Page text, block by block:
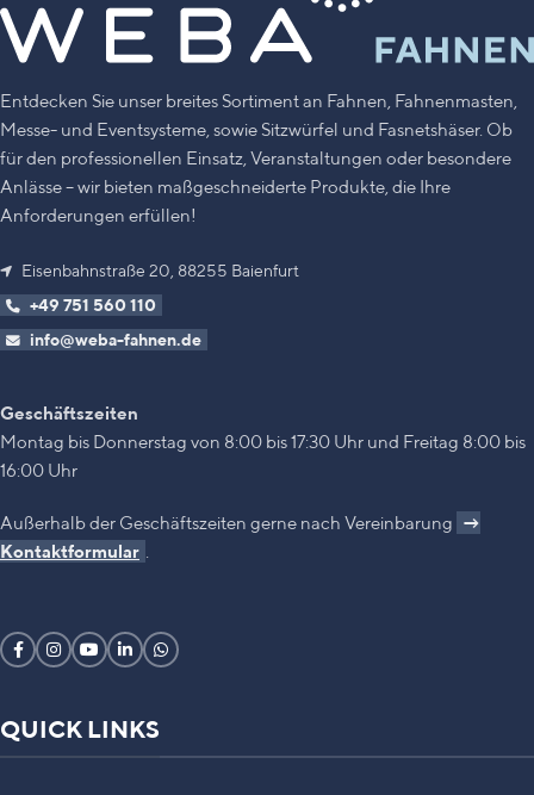
Rundum beleuchtete Fahne
Fahne immer entfaltet - auch
Ständig lesbarer Druck
Mast-Durchmesser Ø 90 mm von
7 bis 9 Meter über Boden
inkl. hochwertigem Digitaldruck
→Sonderpreis inkl.
Versandkosten ausschließlich
(ausgenommen Inseln und
Almen). Versandkostenfreiheit gilt
nur für entsprechend
gekennzeichnete Artikel, weitere
Entdecken Sie unser breites Sortiment an Fahnen, Fahnenmasten,
Messe- und Eventsysteme, sowie Sitzwürfel und Fasnetshäser. Ob
für den professionellen Einsatz, Veranstaltungen oder besondere
Anlässe – wir bieten maßgeschneiderte Produkte, die Ihre
Anforderungen erfüllen!
Eisenbahnstraße 20, 88255 Baienfurt
+49 751 560 110
info@weba-fahnen.de
Geschäftszeiten
Montag bis Donnerstag von 8:00 bis 17:30 Uhr und Freitag 8:00 bis
16:00 Uhr
Außerhalb der Geschäftszeiten gerne nach Vereinbarung →
Kontaktformular
QUICK LINKS